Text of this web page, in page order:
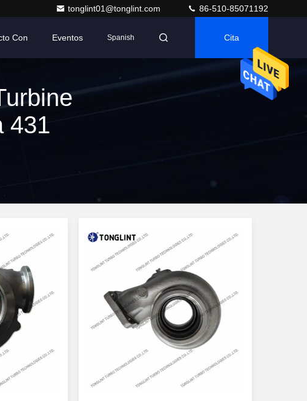
tonglint01@tonglint.com 86-510-85071192
Con Eventos Spanish Cita
431